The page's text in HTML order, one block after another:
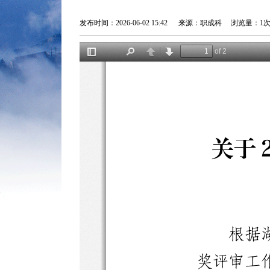
发布时间：2026-06-02 15:42 来源：职成科 浏览量： 1次